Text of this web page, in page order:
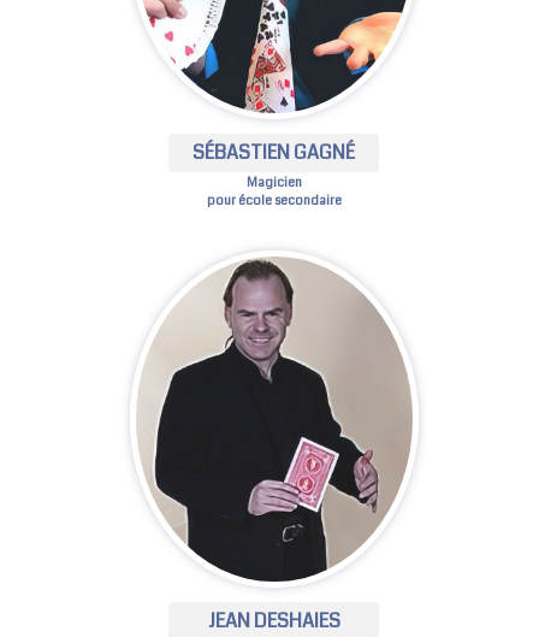
SÉBASTIEN GAGNÉ
Magicien
pour école secondaire
JEAN DESHAIES